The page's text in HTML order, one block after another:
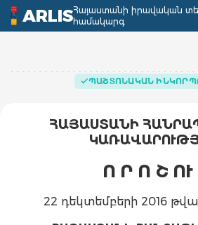
ARLISՀայաստանի իրավական
համակարգ
ՊԱՇՏՈՆԱԿԱՆ
ՀԱՅԱՍՏԱՆԻ
Ո Ր Ո Շ
22 դեկտեմբերի 2016